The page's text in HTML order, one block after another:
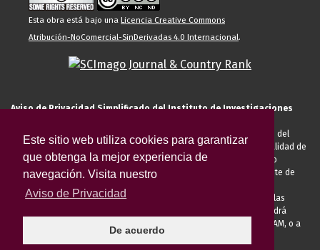
Este sitio web utiliza cookies para garantizar
que obtenga la mejor experiencia de
navegación. Visita nuestro
Aviso de Privacidad
De acuerdo
Esta obra está bajo una Licencia Creative Commons
Atribución-NoComercial-SinDerivadas 4.0 Internacional.
Aviso de Privacidad Simplificado del Instituto de Investigaciones
El Instituto de Investigaciones Estéticas de la UNAM, es responsable del
tratamiento de sus datos personales para el registro de usted en calidad de
alumno, docente, personal de la entidad académica, conferencista o
invitado externo (nacional o extranjero), visitante, proveedor o cliente de
anteriormente descritas u otras aquellas exigidas legalmente o por las
autoridades competentes podrá transferir sus datos personales. Podrá
ejercer sus derechos ARCO en la Unidad de Transparencia de la UNAM, o a
Plataforma Nacional de Transparencia.